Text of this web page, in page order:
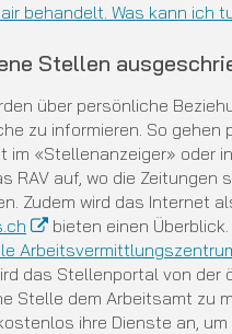
behandelt. Was kann ich
Stellen
über persönliche
zu informieren. So
im «Stellenanzeiger» oder
RAV auf, wo die
Zudem wird das Internet
bieten einen
das Stellenportal von
Stelle dem Arbeitsamt zu
ihre Dienste an,